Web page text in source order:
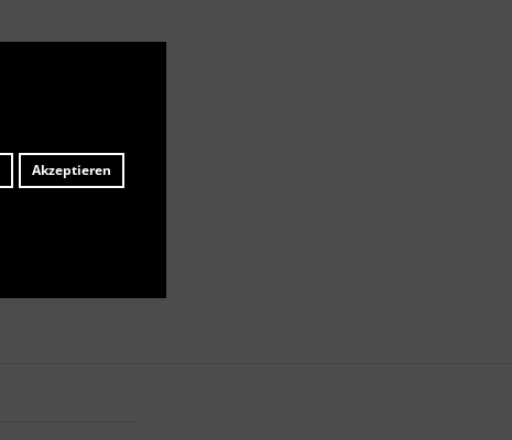
Akzeptieren